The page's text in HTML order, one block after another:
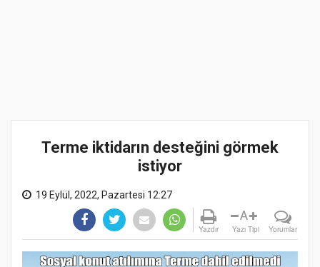
Terme iktidarın desteğini görmek
istiyor
19 Eylül, 2022, Pazartesi 12:27
Yazdır
A
Yazı Tipi Yorumlar